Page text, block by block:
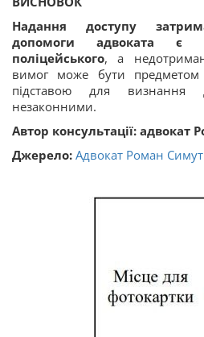
Надання доступу
допомоги адвоката є
поліцейського, а
вимог може бути предметом
підставою для
незаконними.
Автор консультації: адвокат
Джерело: Адвокат Роман